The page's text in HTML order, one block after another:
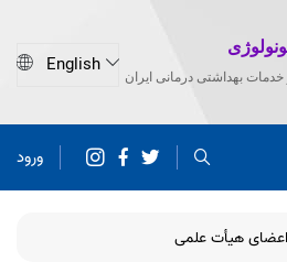
بهداشتی درمانی ایران
ورود
اعضای هیأت علمی